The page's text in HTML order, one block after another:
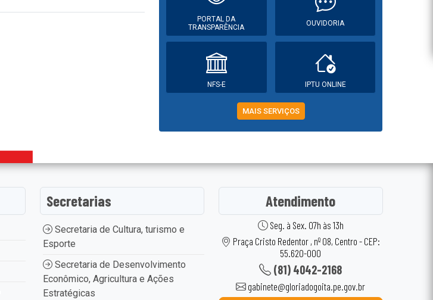
PORTAL DA
TRANSPARÊNCIA
OUVIDORIA
NFS-E IPTU ONLINE
MAIS SERVIÇOS
Secretarias
Secretaria de Cultura, turismo e
Esporte
Secretaria de Desenvolvimento
Econômico, Agricultura e Ações
Estratégicas
Atendimento
Seg. à Sex. 07h às 13h
Praça Cristo Redentor , nº 08, Centro - CEP:
55.620-000
(81) 4042-2168
gabinete@gloriadogoita.pe.gov.br